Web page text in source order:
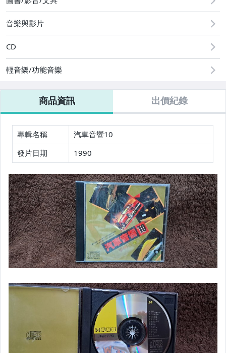
音樂與影片
CD
輕音樂/功能音樂
商品資訊 出價紀錄
專輯名稱
汽車音響10
發片日期
1990